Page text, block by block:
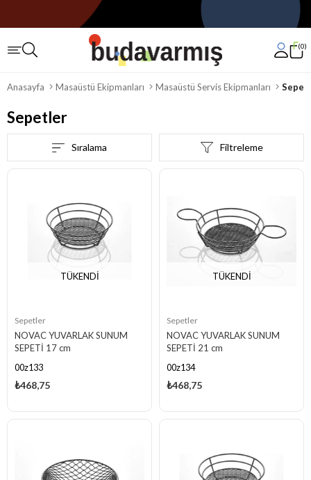
0
Anasayfa Masaüstü Ekipmanları Masaüstü Servis Ekipmanları
Sepetler
Filtreleme
Sıralama
TÜKENDI
Sepetler
NOVAC YUVARLAK SUNUM
SEPETİ 17 cm
00z133
₺468,75
TÜKENDI
Sepetler
NOVAC YUVARLAK SUNUM
SEPETİ 21 cm
00z134
₺468,75